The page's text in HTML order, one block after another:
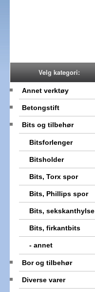
Velg kategori:
Annet verktøy
Betongstift
Bits og tilbehør
Bitsforlenger
Bitsholder
Bits, Torx spor
Bits, Phillips spor
Bits, sekskanthylse
Bits, firkantbits
- annet
Bor og tilbehør
Diverse varer